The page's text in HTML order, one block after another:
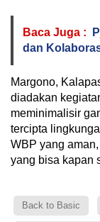
Baca Juga :
dan
Margono,
diadakan
meminimalisir
tercipta
WBP yang
yang bisa kapan
Back to Basic